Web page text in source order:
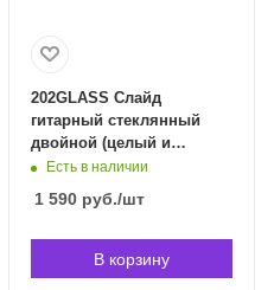
202GLASS Cлайд
гитарный стеклянный
двойной (целый и
половинка) D'Andrea
Владивостоке
Есть в наличии
1 590руб./шт
В корзину